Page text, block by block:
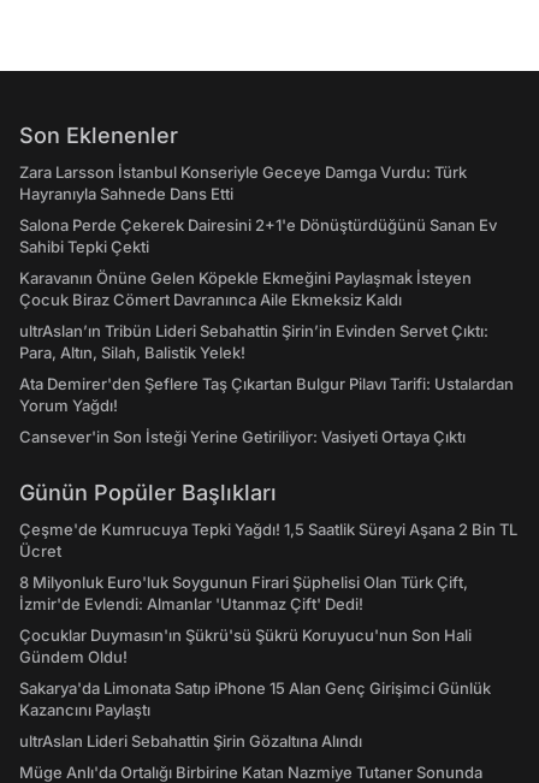
Son Eklenenler
Zara Larsson İstanbul Konseriyle Geceye Damga Vurdu: Türk
Hayranıyla Sahnede Dans Etti
Salona Perde Çekerek Dairesini 2+1'e Dönüştürdüğünü Sanan Ev
Sahibi Tepki Çekti
Karavanın Önüne Gelen Köpekle Ekmeğini Paylaşmak İsteyen
Çocuk Biraz Cömert Davranınca Aile Ekmeksiz Kaldı
ultrAslan’ın Tribün Lideri Sebahattin Şirin’in Evinden Servet Çıktı:
Para, Altın, Silah, Balistik Yelek!
Ata Demirer'den Şeflere Taş Çıkartan Bulgur Pilavı Tarifi: Ustalardan
Yorum Yağdı!
Cansever'in Son İsteği Yerine Getiriliyor: Vasiyeti Ortaya Çıktı
Günün Popüler Başlıkları
Çeşme'de Kumrucuya Tepki Yağdı! 1,5 Saatlik Süreyi Aşana 2 Bin TL
Ücret
8 Milyonluk Euro'luk Soygunun Firari Şüphelisi Olan Türk Çift,
İzmir'de Evlendi: Almanlar 'Utanmaz Çift' Dedi!
Çocuklar Duymasın'ın Şükrü'sü Şükrü Koruyucu'nun Son Hali
Gündem Oldu!
Sakarya'da Limonata Satıp iPhone 15 Alan Genç Girişimci Günlük
Kazancını Paylaştı
ultrAslan Lideri Sebahattin Şirin Gözaltına Alındı
Müge Anlı'da Ortalığı Birbirine Katan Nazmiye Tutaner Sonunda